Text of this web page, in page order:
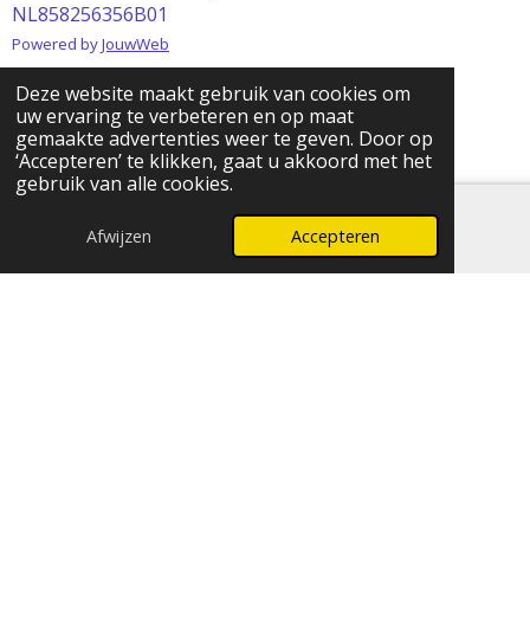
Deze website maakt gebruik van cookies om
uw ervaring te verbeteren en op maat
gemaakte advertenties weer te geven. Door op
‘Accepteren’ te klikken, gaat u akkoord met het
gebruik van alle cookies.
Afwijzen Accepteren
NL858256356B01
Powered byJouwWeb
E-mailadres